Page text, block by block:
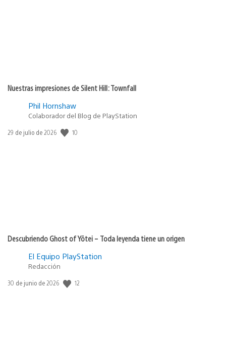
Nuestras impresiones de Silent Hill: Townfall
Phil Hornshaw
Colaborador del Blog de PlayStation
Fecha
29 de julio de 2026 10
Descubriendo Ghost of Yōtei – Toda leyenda tiene un origen
El Equipo PlayStation
Redacción
Fecha
30 de junio de 2026 12